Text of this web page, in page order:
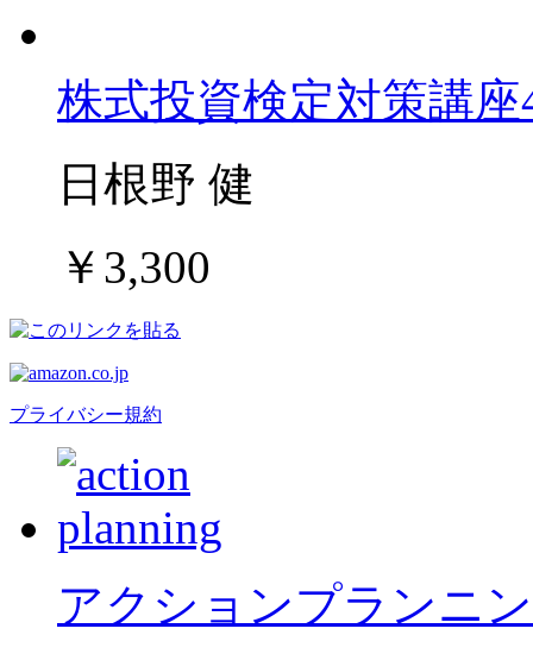
株式投資検定対策講
日根野 健
￥3,300
プライバシー規約
アクションプランニ